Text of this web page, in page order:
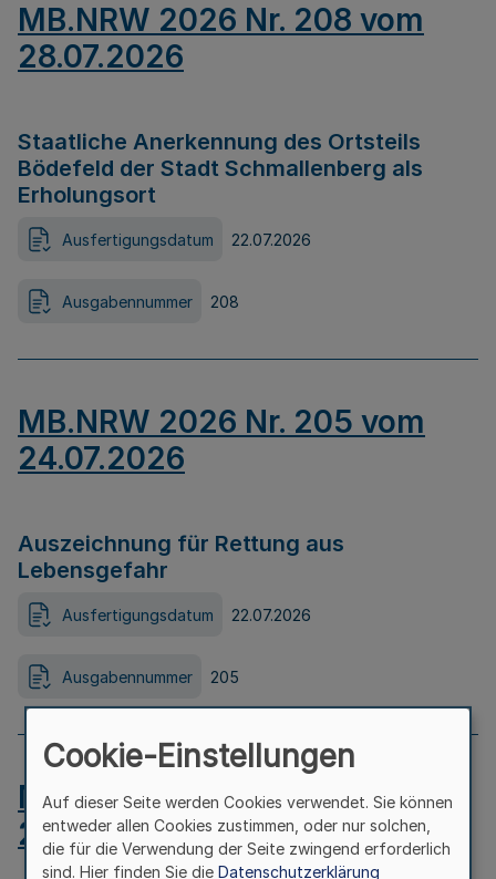
MB.NRW 2026 Nr. 208 vom
28.07.2026
Staatliche Anerkennung des Ortsteils
Bödefeld der Stadt Schmallenberg als
Erholungsort
Ausfertigungsdatum 22.07.2026
Ausgabennummer 208
MB.NRW 2026 Nr. 205 vom
24.07.2026
Auszeichnung für Rettung aus
Lebensgefahr
Ausfertigungsdatum 22.07.2026
Ausgabennummer 205
MB.NRW 2026 Nr. 204 vom
24.07.2026
Cookie-Einstellungen
Auf dieser Seite werden Cookies verwendet. Sie können
entweder allen Cookies zustimmen, oder nur solchen,
die für die Verwendung der Seite zwingend erforderlich
sind. Hier finden Sie die Datenschutzerklärung